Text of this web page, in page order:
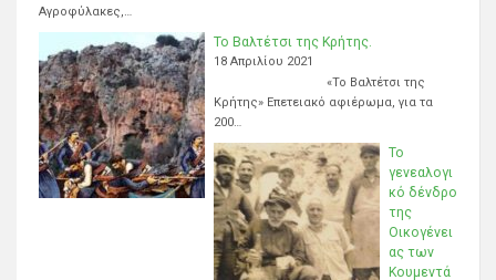
Αγροφύλακες,…
Το Βαλτέτσι της Κρήτης.
18 Απριλίου 2021
«Το Βαλτέτσι της
Κρήτης» Επετειακό αφιέρωμα, για τα
200…
Το
γενεαλογι
κό δένδρο
της
Οικογένει
ας των
Κουμεντά